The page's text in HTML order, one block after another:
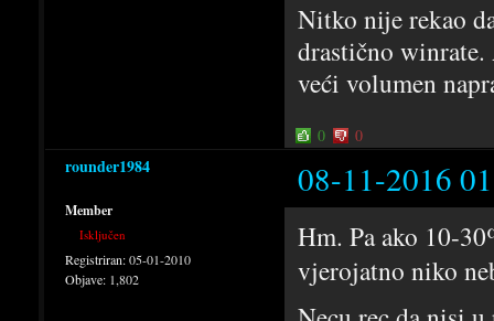
Nitko nije rekao
drastično
veći volumen
0 0
rounder1984 08-11-2016
Member
Isključen
Registriran:05-01-2010
Objave: 1,802
Hm. Pa ako 10-
vjerojatno niko